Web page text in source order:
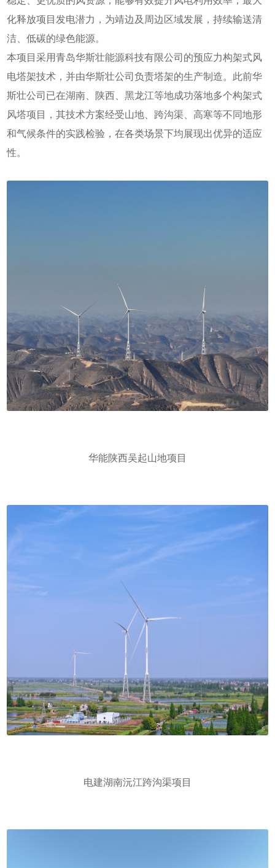
化释放项目发电潜力，为靖边及周边区域发展，持续输送清
洁、低碳的绿色能源。
本项目采用青岛华斯壮能源科技有限公司的预应力构架式风
电塔架技术，并由华斯壮公司负责塔架的生产制造。此前华
斯壮公司已在湖南、陕西、黑龙江等地成功落地多个构架式
风塔项目，其技术方案经受山地、跨沟渠、高寒等不同地形
和气候条件的实践检验，在各类场景下均展现出优异的适应
性。
华能陕西吴起山地项目
电建湖南沅江跨沟渠项目